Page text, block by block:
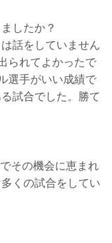
したか？
話をしていません
られてよかったで
選手がいい成績で
試合でした。勝て
その機会に恵まれ
くの試合をしてい